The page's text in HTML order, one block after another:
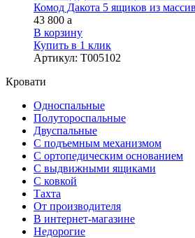
Комод Дакота 5 ящиков из
43 800 a
В корзину
Купить в 1 клик
Артикул: Т005102
Кровати
Односпальные
Полутороспальные
Двуспальные
С подъемным механизмом
С ортопедическим основанием
С выдвижными ящиками
С ковкой
Тахта
От производителя
В интернет-магазине
Недорогие